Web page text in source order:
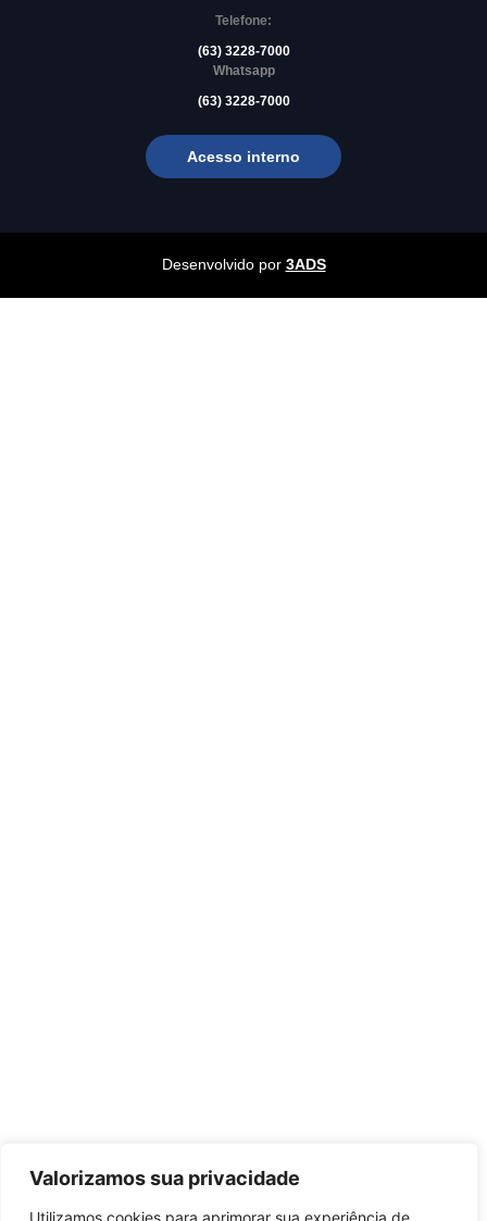
Valorizamos sua privacidade
Utilizamos cookies para aprimorar sua experiência de
Telefone:
(63) 3228-7000
Whatsapp
(63) 3228-7000
Acesso interno
Desenvolvido por 3ADS